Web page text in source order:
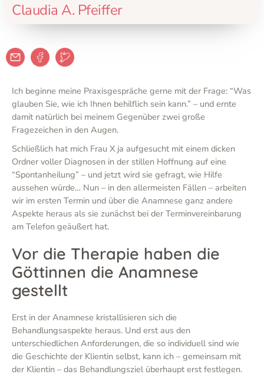
Claudia A. Pfeiffer
Ich beginne meine Praxisgespräche gerne mit der Frage: “Was
glauben Sie, wie ich Ihnen behilflich sein kann.” – und ernte
damit natürlich bei meinem Gegenüber zwei große
Fragezeichen in den Augen.
Schließlich hat mich Frau X ja aufgesucht mit einem dicken
Ordner voller Diagnosen in der stillen Hoffnung auf eine
“Spontanheilung” – und jetzt wird sie gefragt, wie Hilfe
aussehen würde… Nun – in den allermeisten Fällen – arbeiten
wir im ersten Termin und über die Anamnese ganz andere
Aspekte heraus als sie zunächst bei der Terminvereinbarung
am Telefon geäußert hat.
Vor die Therapie haben die
Göttinnen die Anamnese
gestellt
Erst in der Anamnese kristallisieren sich die
Behandlungsaspekte heraus. Und erst aus den
unterschiedlichen Anforderungen, die so individuell sind wie
die Geschichte der Klientin selbst, kann ich – gemeinsam mit
der Klientin – das Behandlungsziel überhaupt erst festlegen.